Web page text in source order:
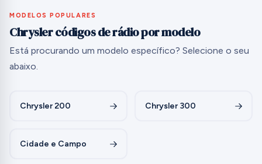
MODELOS POPULARES
Chrysler códigos de rádio por modelo
Está procurando um modelo específico? Selecione o seu
abaixo.
Chrysler 200 Chrysler 300
Cidade e Campo